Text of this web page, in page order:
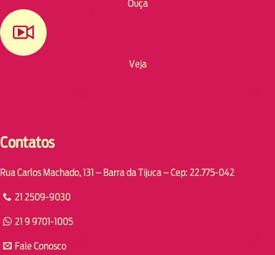
Ouça
Veja
Contatos
Rua Carlos Machado, 131 – Barra da Tijuca – Cep: 22.775-042
21 2509-9030
21 9 9701-1005
Fale Conosco